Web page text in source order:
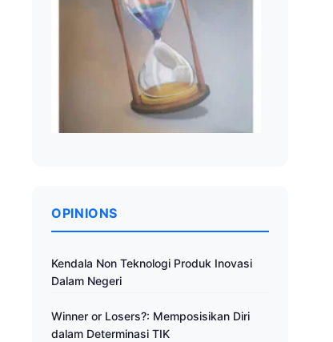
OPINIONS
Kendala Non Teknologi Produk Inovasi
Dalam Negeri
Winner or Losers?: Memposisikan Diri
dalam Determinasi TIK